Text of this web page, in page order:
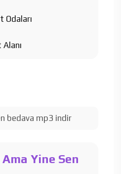
Odaları
bedava mp3 indir
Yine Sen